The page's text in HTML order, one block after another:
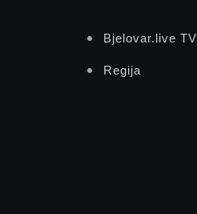
Bjelovar.live TV
Regija